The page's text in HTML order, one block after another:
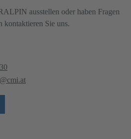
ausstellen oder haben Fragen
kontaktieren Sie uns.